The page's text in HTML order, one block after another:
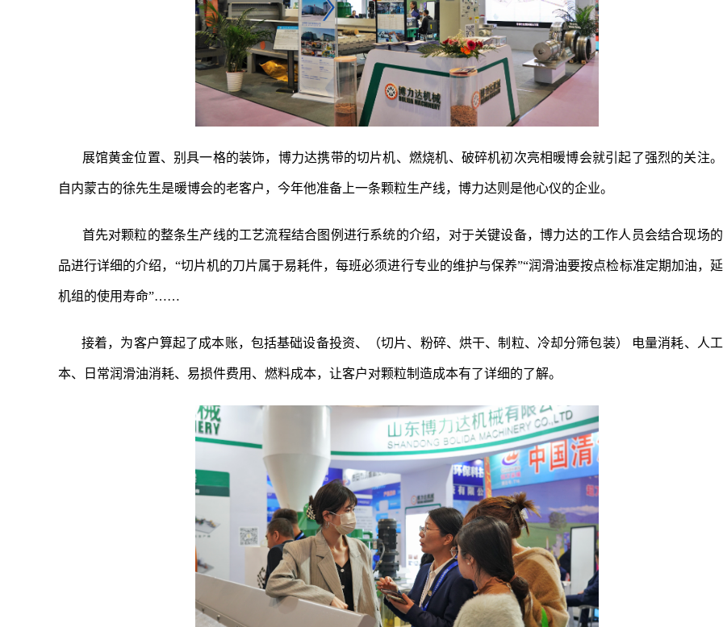
展馆黄金位置、别具一格的装饰，博力达携带的切片机、燃烧机、破碎机初次亮相暖博会就引起了强烈的关注
自内蒙古的徐先生是暖博会的老客户，今年他准备上一条颗粒生产线，博力达则是他心仪的企业。
首先对颗粒的整条生产线的工艺流程结合图例进行系统的介绍，对于关键设备，博力达的工作人员会结合现场
品进行详细的介绍，“切片机的刀片属于易耗件，每班必须进行专业的维护与保养”“润滑油要按点检标准定期加油，
机组的使用寿命”……
接着，为客户算起了成本账，包括基础设备投资、（切片、粉碎、烘干、制粒、冷却分筛包装） 电量消耗、人
本、日常润滑油消耗、易损件费用、燃料成本，让客户对颗粒制造成本有了详细的了解。